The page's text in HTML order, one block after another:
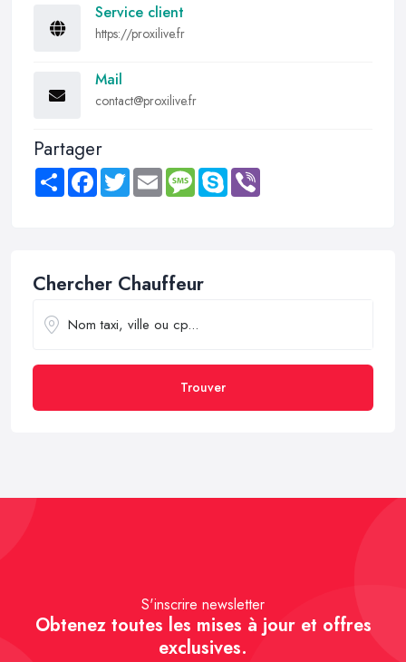
Service client
https://proxilive.fr
Mail
contact@proxilive.fr
Partager
Share FacebookTwitter Email MessageSkype
Chercher Chauffeur
Trouver
S'inscrire newsletter
Obtenez toutes les mises à jour et offres
exclusives.